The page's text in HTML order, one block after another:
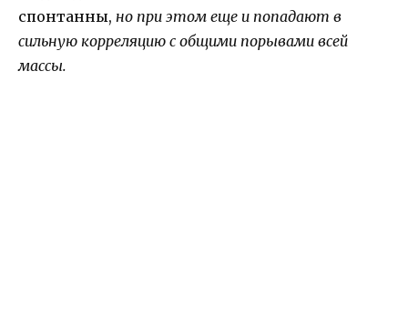
спонтанны, но при этом еще и попадают в
сильную корреляцию с общими порывами всей
массы.